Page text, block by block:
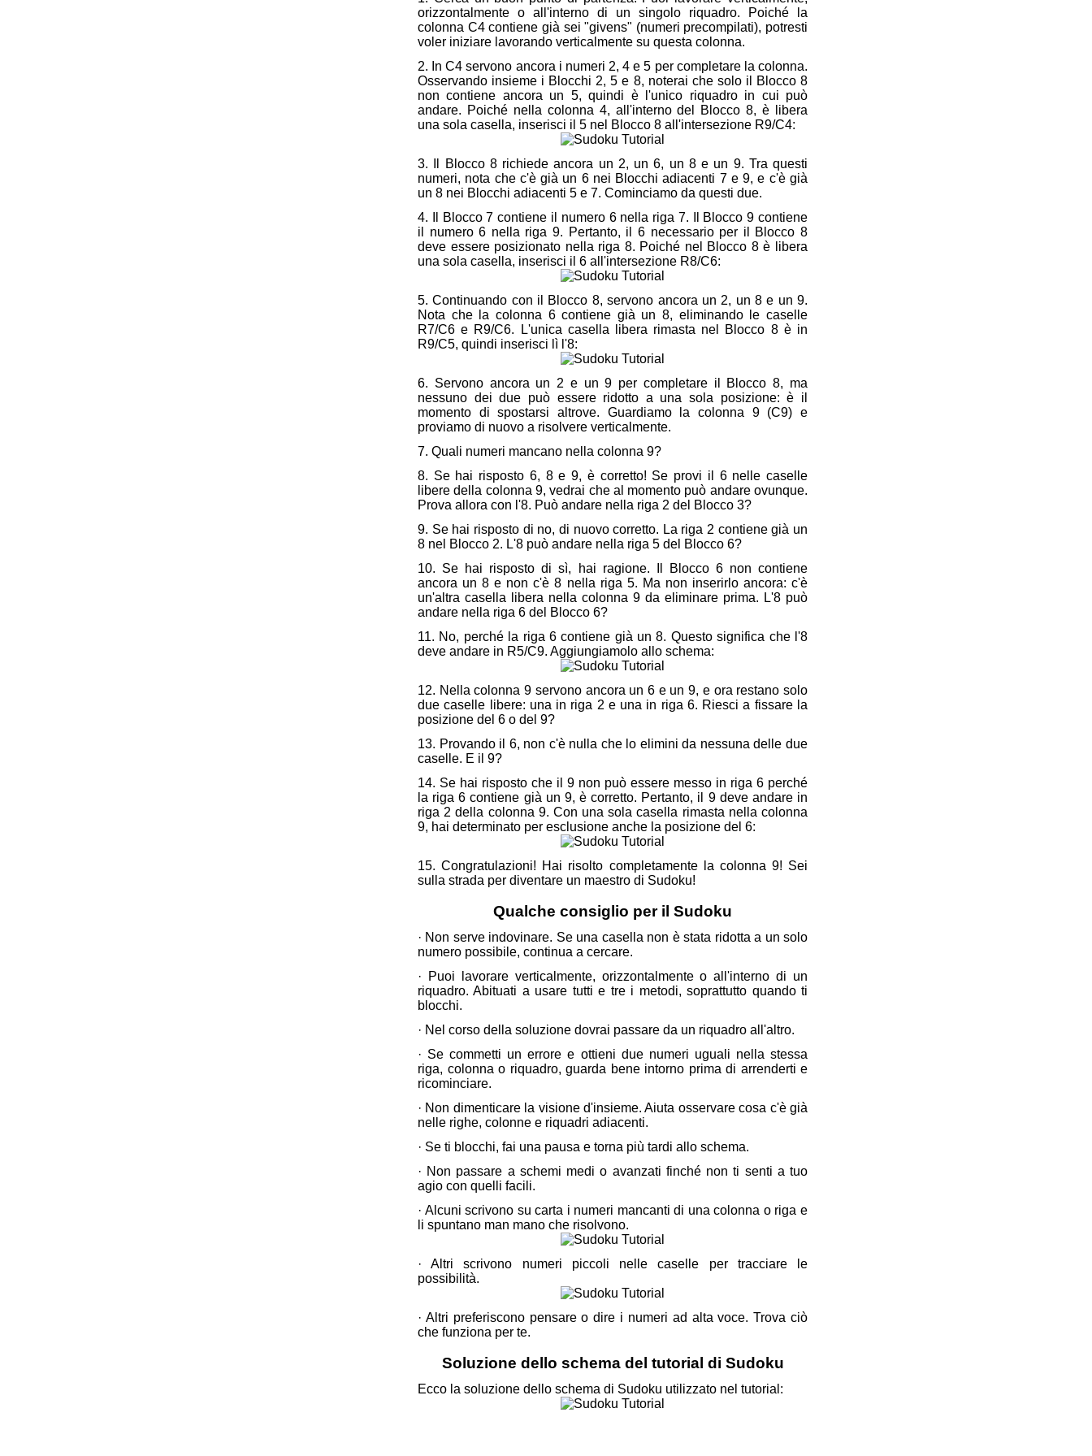
orizzontalmente o all'interno di un singolo riquadro. Poiché la
colonna C4 contiene già sei "givens" (numeri precompilati), potresti
voler iniziare lavorando verticalmente su questa colonna.
2. In C4 servono ancora i numeri 2, 4 e 5 per completare la colonna.
Osservando insieme i Blocchi 2, 5 e 8, noterai che solo il Blocco 8
non contiene ancora un 5, quindi è l'unico riquadro in cui può
andare. Poiché nella colonna 4, all'interno del Blocco 8, è libera
una sola casella, inserisci il 5 nel Blocco 8 all'intersezione R9/C4:
3. Il Blocco 8 richiede ancora un 2, un 6, un 8 e un 9. Tra questi
numeri, nota che c'è già un 6 nei Blocchi adiacenti 7 e 9, e c'è già
un 8 nei Blocchi adiacenti 5 e 7. Cominciamo da questi due.
4. Il Blocco 7 contiene il numero 6 nella riga 7. Il Blocco 9 contiene
il numero 6 nella riga 9. Pertanto, il 6 necessario per il Blocco 8
deve essere posizionato nella riga 8. Poiché nel Blocco 8 è libera
una sola casella, inserisci il 6 all'intersezione R8/C6:
5. Continuando con il Blocco 8, servono ancora un 2, un 8 e un 9.
Nota che la colonna 6 contiene già un 8, eliminando le caselle
R7/C6 e R9/C6. L'unica casella libera rimasta nel Blocco 8 è in
R9/C5, quindi inserisci lì l'8:
6. Servono ancora un 2 e un 9 per completare il Blocco 8, ma
nessuno dei due può essere ridotto a una sola posizione: è il
momento di spostarsi altrove. Guardiamo la colonna 9 (C9) e
proviamo di nuovo a risolvere verticalmente.
7. Quali numeri mancano nella colonna 9?
8. Se hai risposto 6, 8 e 9, è corretto! Se provi il 6 nelle caselle
libere della colonna 9, vedrai che al momento può andare ovunque.
Prova allora con l'8. Può andare nella riga 2 del Blocco 3?
9. Se hai risposto di no, di nuovo corretto. La riga 2 contiene già un
8 nel Blocco 2. L'8 può andare nella riga 5 del Blocco 6?
10. Se hai risposto di sì, hai ragione. Il Blocco 6 non contiene
ancora un 8 e non c'è 8 nella riga 5. Ma non inserirlo ancora: c'è
un'altra casella libera nella colonna 9 da eliminare prima. L'8 può
andare nella riga 6 del Blocco 6?
11. No, perché la riga 6 contiene già un 8. Questo significa che l'8
deve andare in R5/C9. Aggiungiamolo allo schema:
12. Nella colonna 9 servono ancora un 6 e un 9, e ora restano solo
due caselle libere: una in riga 2 e una in riga 6. Riesci a fissare la
posizione del 6 o del 9?
13. Provando il 6, non c'è nulla che lo elimini da nessuna delle due
caselle. E il 9?
14. Se hai risposto che il 9 non può essere messo in riga 6 perché
la riga 6 contiene già un 9, è corretto. Pertanto, il 9 deve andare in
riga 2 della colonna 9. Con una sola casella rimasta nella colonna
9, hai determinato per esclusione anche la posizione del 6:
15. Congratulazioni! Hai risolto completamente la colonna 9! Sei
sulla strada per diventare un maestro di Sudoku!
Qualche consiglio per il Sudoku
· Non serve indovinare. Se una casella non è stata ridotta a un solo
numero possibile, continua a cercare.
· Puoi lavorare verticalmente, orizzontalmente o all'interno di un
riquadro. Abituati a usare tutti e tre i metodi, soprattutto quando ti
blocchi.
· Nel corso della soluzione dovrai passare da un riquadro all'altro.
· Se commetti un errore e ottieni due numeri uguali nella stessa
riga, colonna o riquadro, guarda bene intorno prima di arrenderti e
ricominciare.
· Non dimenticare la visione d'insieme. Aiuta osservare cosa c'è già
nelle righe, colonne e riquadri adiacenti.
· Se ti blocchi, fai una pausa e torna più tardi allo schema.
· Non passare a schemi medi o avanzati finché non ti senti a tuo
agio con quelli facili.
· Alcuni scrivono su carta i numeri mancanti di una colonna o riga e
li spuntano man mano che risolvono.
· Altri scrivono numeri piccoli nelle caselle per tracciare le
possibilità.
· Altri preferiscono pensare o dire i numeri ad alta voce. Trova ciò
che funziona per te.
Soluzione dello schema del tutorial di Sudoku
Ecco la soluzione dello schema di Sudoku utilizzato nel tutorial: